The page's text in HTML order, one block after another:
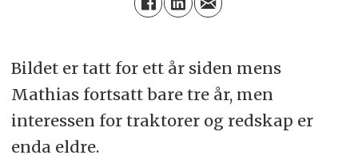
Bildet er tatt for ett år siden mens
Mathias fortsatt bare tre år, men
interessen for traktorer og redskap er
enda eldre.